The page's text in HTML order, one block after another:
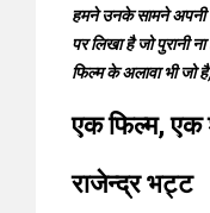
हमने उनके सामने अपनी
पर लिखा है जो पुरानी
फिल्म के अलावा भी जो
एक फिल्म,
राजेन्द्र भट्ट